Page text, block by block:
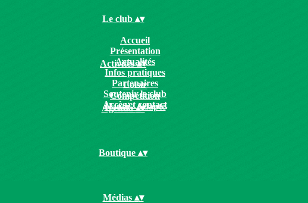
Le club ▴▾
Accueil
Présentation
Actualités
Infos pratiques
Partenaires
Soutenir le club
Accès et contact
Activités▴▾
Loisir
Compétition
Handi / Adapté
Agenda▴▾
Boutique ▴▾
Médias ▴▾